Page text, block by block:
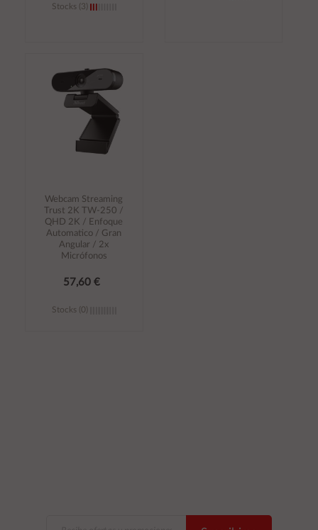
Stocks (3)
carrito
Webcam Streaming
Trust 2K TW-250 /
QHD 2K / Enfoque
Automatico / Gran
Angular / 2x
Micrófonos
57,60 €
Stocks (0)